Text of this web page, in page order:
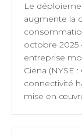
Le
augmente la
octobre 2025
entreprise
Ciena (NYSE
connectivité
mise en